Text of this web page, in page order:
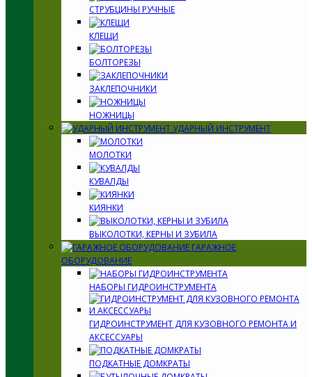
СТРУБЦИНЫ РУЧНЫЕ
КЛЕЩИ
БОЛТОРЕЗЫ
ЗАКЛЕПОЧНИКИ
НОЖНИЦЫ
УДАРНЫЙ ИНСТРУМЕНТ
МОЛОТКИ
КУВАЛДЫ
КИЯНКИ
ВЫКОЛОТКИ, КЕРНЫ И ЗУБИЛА
ГАРАЖНОЕ
ОБОРУДОВАНИЕ
НАБОРЫ ГИДРОИНСТРУМЕНТА
ГИДРОИНСТРУМЕНТ ДЛЯ КУЗОВНОГО РЕМОНТА И
АКСЕССУАРЫ
ПОДКАТНЫЕ ДОМКРАТЫ